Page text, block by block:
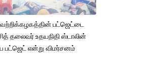
பட்ஜெட்டை
தலைவர் உதயநிதி ஸ்டாலின்
பட்ஜெட் என்று விமர்சனம்